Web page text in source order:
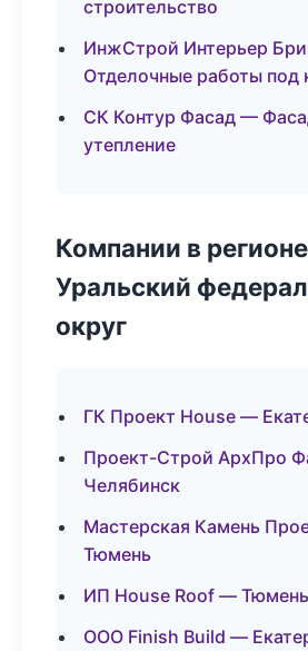
строительство
ИнжСтрой Интерьер
Отделочные работы под
СК Контур Фасад —
утепление
Компании в
Уральский
округ
ГК Проект House —
Проект-Строй АрхПро
Челябинск
Мастерская Камень
Тюмень
ИП House Roof — Тюмень
ООО Finish Build —